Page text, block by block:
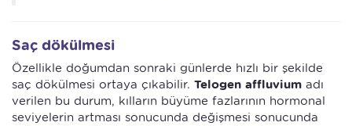
Saç dökülmesi
Özellikle doğumdan sonraki günlerde hızlı bir şekilde
saç dökülmesi ortaya çıkabilir. Telogen affluvium adı
verilen bu durum, kılların büyüme fazlarının hormonal
seviyelerin artması sonucunda değişmesi sonucunda